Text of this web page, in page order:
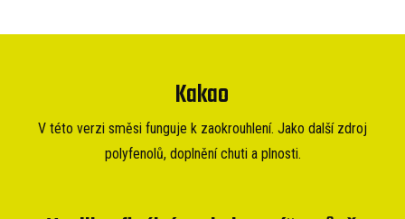
Kakao
V této verzi směsi funguje k zaokrouhlení. Jako další zdroj
polyfenolů, doplnění chuti a plnosti.